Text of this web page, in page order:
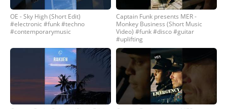
OE - Sky High (Short Edit)
#electronic #funk #techno
#contemporarymusic
Captain Funk presents MER -
Monkey Business (Short Music
Video) #funk #disco #guitar
#uplifting